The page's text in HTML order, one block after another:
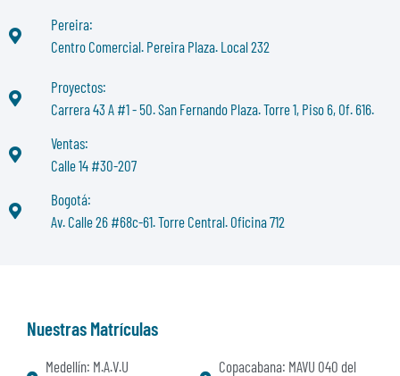
Pereira:
Centro Comercial. Pereira Plaza. Local 232
Proyectos:
Carrera 43 A #1 - 50. San Fernando Plaza. Torre 1, Piso 6, Of. 616.
Ventas:
Calle 14 #30-207
Bogotá:
Av. Calle 26 #68c-61. Torre Central. Oficina 712
Nuestras Matrículas
Medellín: M.A.V.U
Copacabana: MAVU 040 del